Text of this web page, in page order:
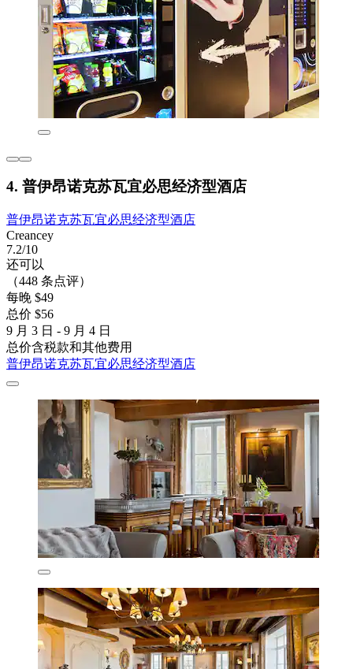
4. 普伊昂诺克苏瓦宜必思经济型酒店
普伊昂诺克苏瓦宜必思经济型酒店
Creancey
7.2/10
还可以
（448 条点评）
每晚 $49
总价 $56
9 月 3 日 - 9 月 4 日
总价含税款和其他费用
普伊昂诺克苏瓦宜必思经济型酒店